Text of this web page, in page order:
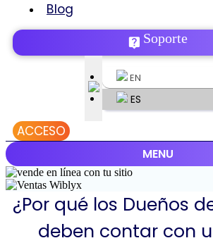
Blog
Soporte
EN
ES
ACCESO
MENU
¿Por qué los Dueños
deben contar con